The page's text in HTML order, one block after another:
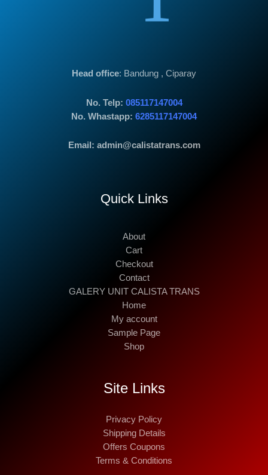
Head office: Bandung , Ciparay
No. Telp: 085117147004
No. Whastapp: 6285117147004
Email: admin@calistatrans.com
Quick Links
About
Cart
Checkout
Contact
GALERY UNIT CALISTA TRANS
Home
My account
Sample Page
Shop
Site Links
Privacy Policy
Shipping Details
Offers Coupons
Terms & Conditions